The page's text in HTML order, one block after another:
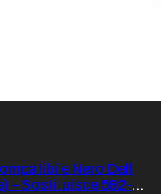
Nero Dell
– Sostituisce 592-